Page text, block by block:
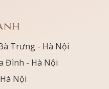
Trưng - Hà Nội
Đình - Hà Nội
Nội